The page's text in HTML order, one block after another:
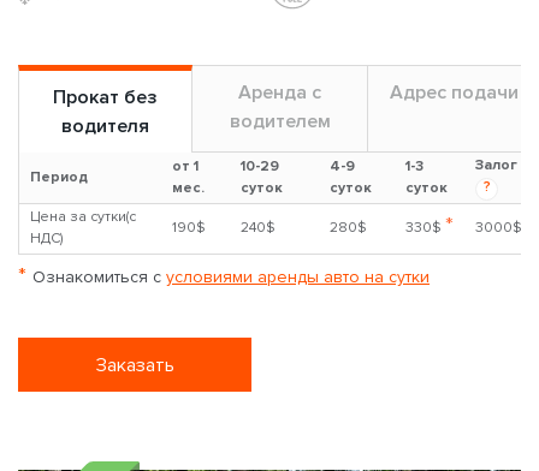
Прокат без
водителя
Аренда с
водителем
Адрес подачи
Период
от 1
мес.
10-29
суток
4-9
суток
1-3
суток
Залог
?
Цена за сутки(с
НДС)
190$ 240$ 280$ 330$ * 3000$
* Ознакомиться с условиями аренды авто на сутки
Заказать